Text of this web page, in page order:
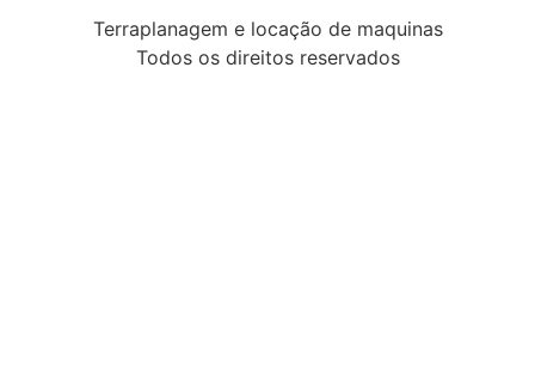
Terraplanagem e locação de maquinas
Todos os direitos reservados